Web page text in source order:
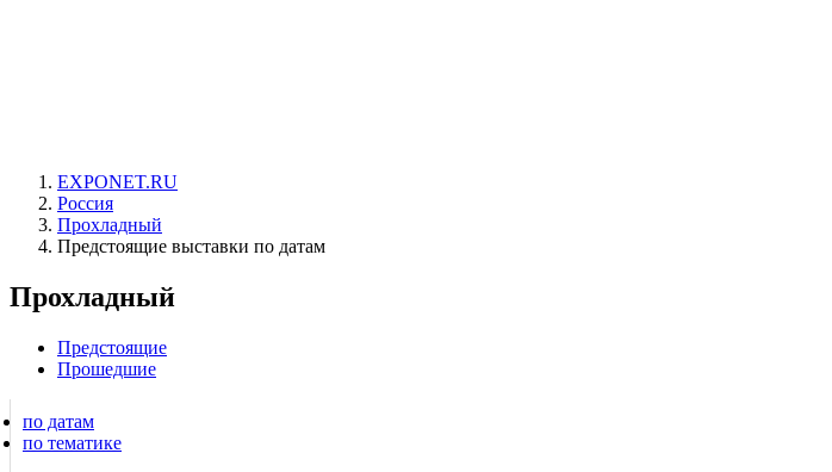
EXPONET.RU
Россия
Прохладный
Предстоящие выставки по датам
Прохладный
Предстоящие
Прошедшие
по датам
по тематике